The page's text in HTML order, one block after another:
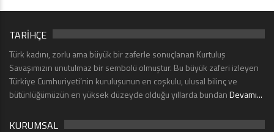
TARİHÇE
Türk kadını, zorlu ama büyük bir zaferle sonuçlanan Kurtuluş
Savaşımızın unutulmaz bir sembolü olmuştur. Bu büyük zaferi izleyen
Türkiye Cumhuriyeti’nin kuruluşunun en coşkulu, ulusal bilinç ve
bütünlüğümüzün en yüksek düzeyde olduğu yıllarda bundanDevamı...
KURUMSAL